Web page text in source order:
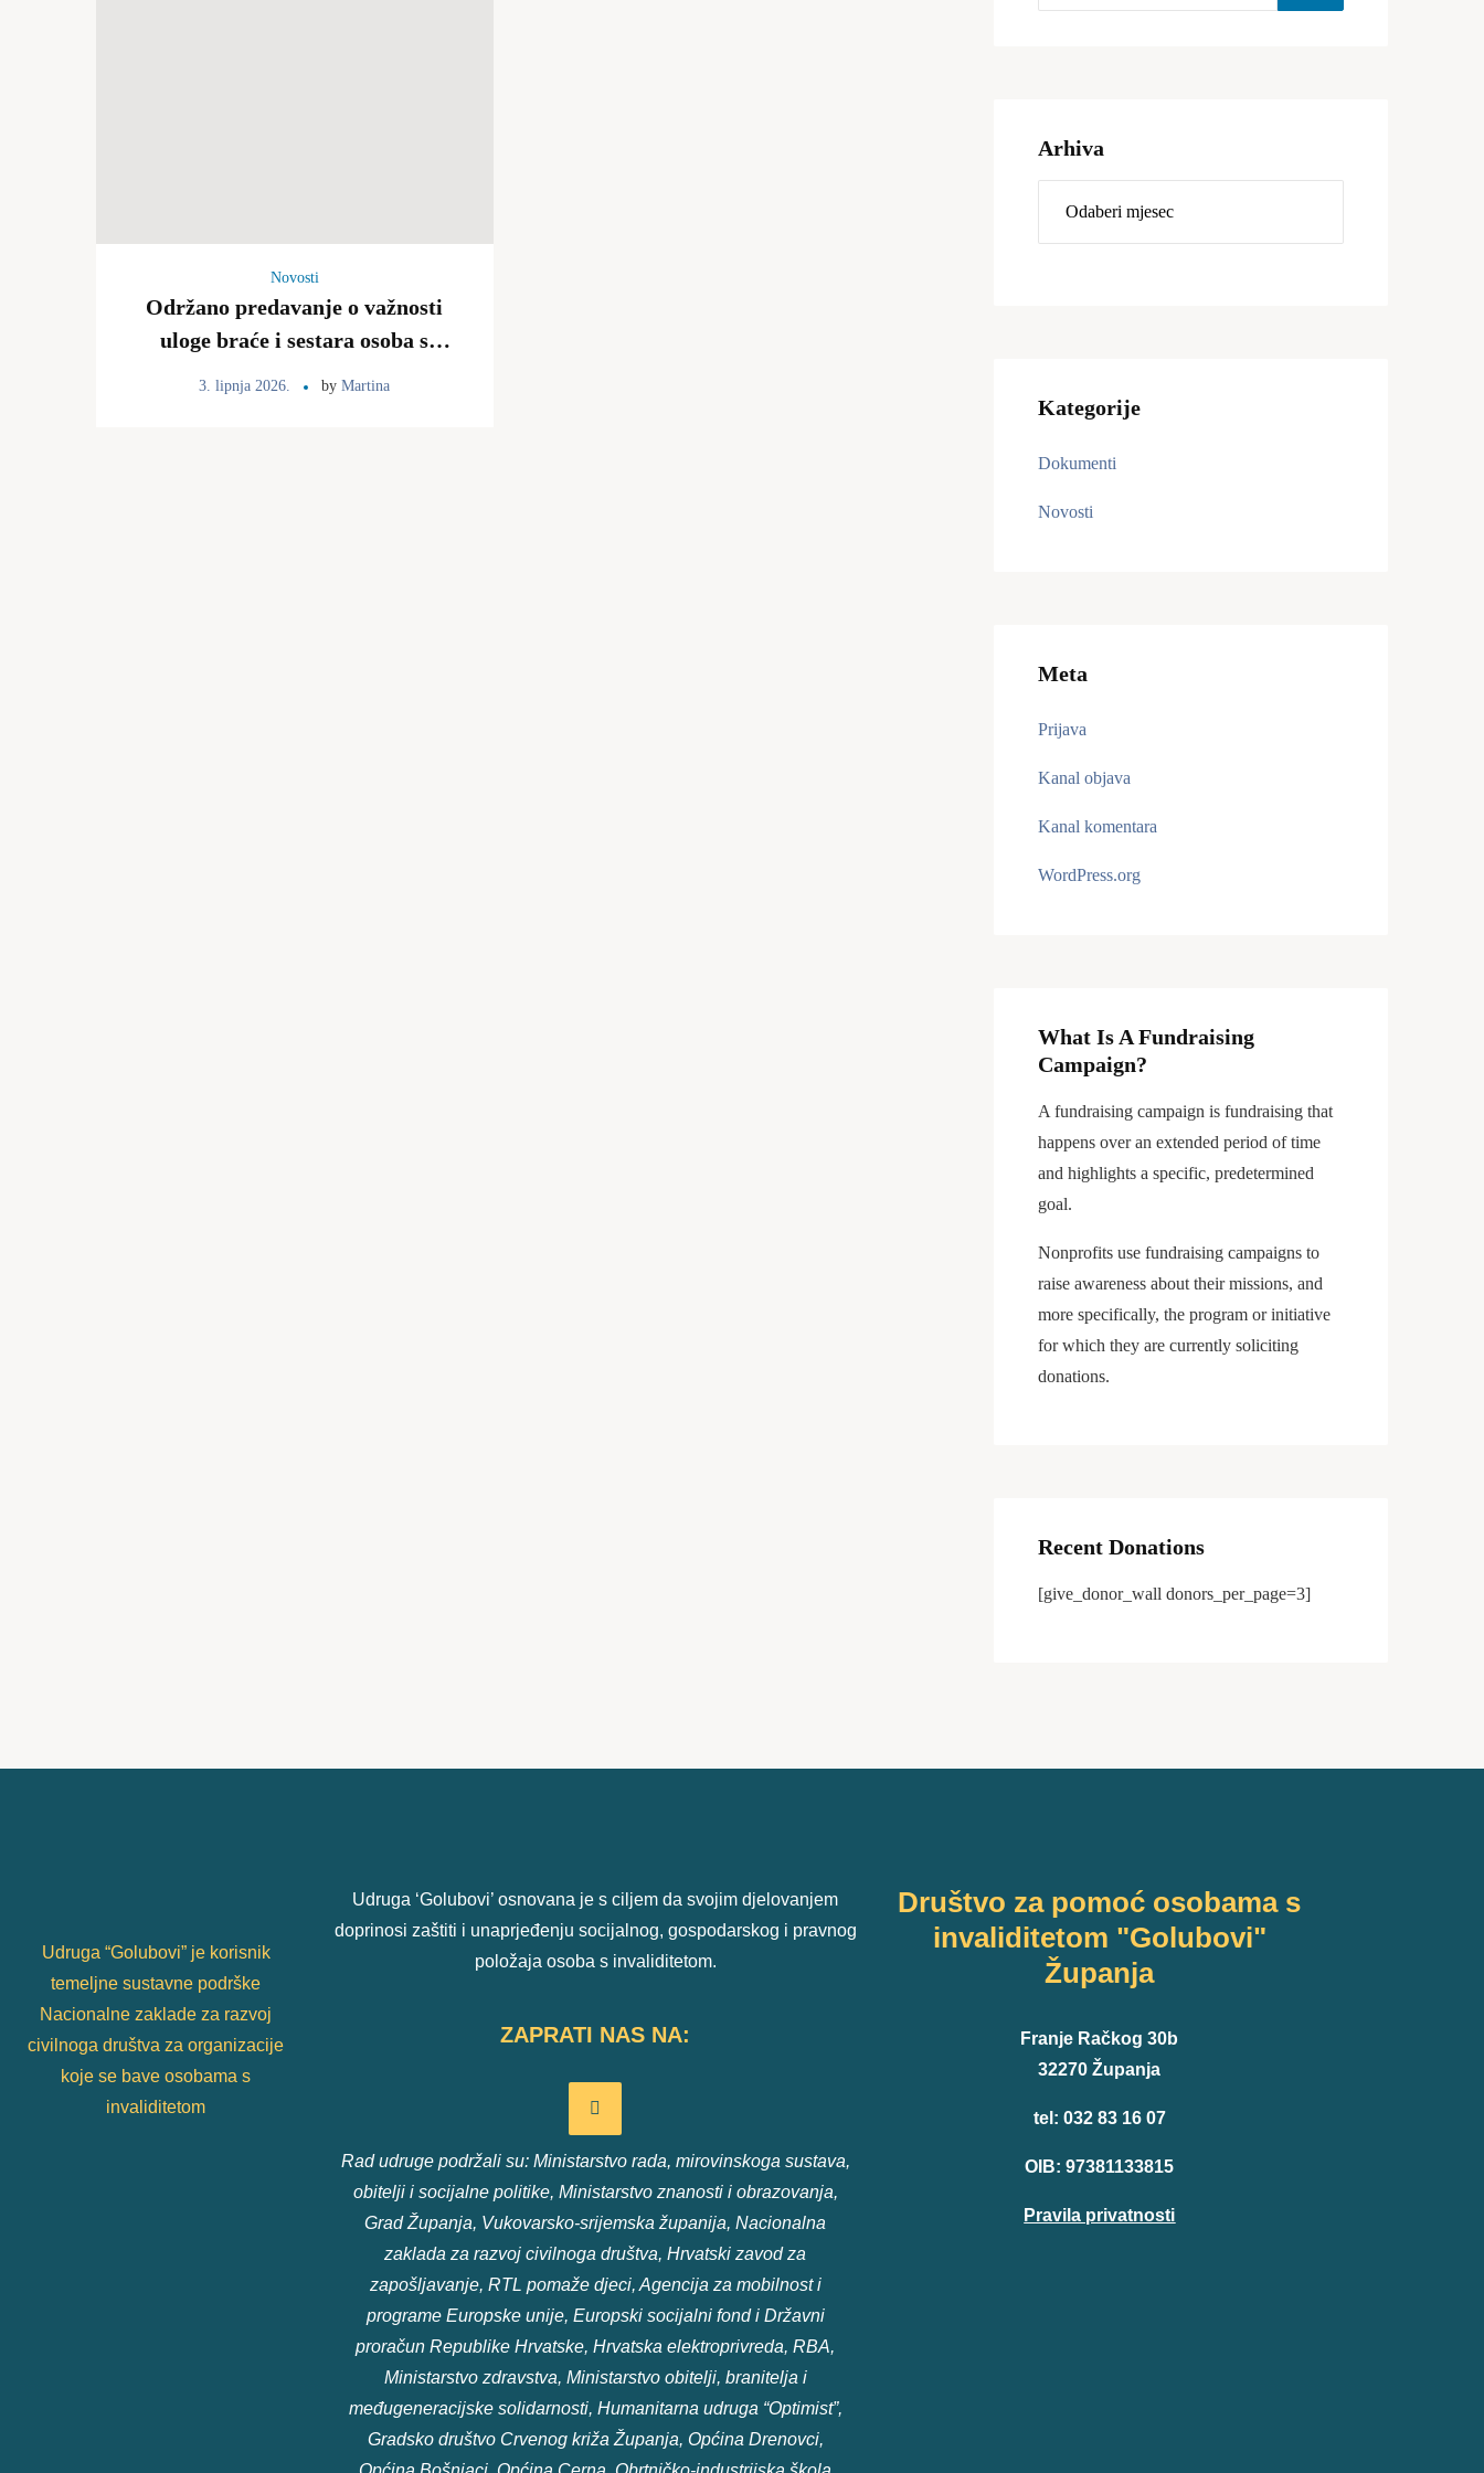
Novosti
Održano predavanje o važnosti
uloge braće i sestara osoba s
3. lipnja 2026. byMartina
Arhiva
Kategorije
Dokumenti
Novosti
Meta
Prijava
Kanal objava
Kanal komentara
WordPress.org
What Is A Fundraising
Campaign?
A fundraising campaign is fundraising that
happens over an extended period of time
and highlights a specific, predetermined
goal.
Nonprofits use fundraising campaigns to
raise awareness about their missions, and
more specifically, the program or initiative
for which they are currently soliciting
donations.
Recent Donations
[give_donor_wall donors_per_page=3]
Udruga “Golubovi” je korisnik
temeljne sustavne podrške
Nacionalne zaklade za razvoj
civilnoga društva za organizacije
koje se bave osobama s
invaliditetom
Udruga ‘Golubovi’ osnovana je s ciljem da svojim djelovanjem
doprinosi zaštiti i unaprjeđenju socijalnog, gospodarskog i pravnog
položaja osoba s invaliditetom.
ZAPRATI NAS NA:
Rad udruge podržali su: Ministarstvo rada, mirovinskoga sustava,
obitelji i socijalne politike, Ministarstvo znanosti i obrazovanja,
Grad Županja, Vukovarsko-srijemska županija, Nacionalna
zaklada za razvoj civilnoga društva, Hrvatski zavod za
zapošljavanje, RTL pomaže djeci, Agencija za mobilnost i
programe Europske unije, Europski socijalni fond i Državni
proračun Republike Hrvatske, Hrvatska elektroprivreda, RBA,
Ministarstvo zdravstva, Ministarstvo obitelji, branitelja i
međugeneracijske solidarnosti, Humanitarna udruga “Optimist”,
Gradsko društvo Crvenog križa Županja, Općina Drenovci,
Društvo za pomoć osobama s
invaliditetom "Golubovi"
Županja
Franje Račkog 30b
32270 Županja
tel: 032 83 16 07
OIB: 97381133815
Pravila privatnosti